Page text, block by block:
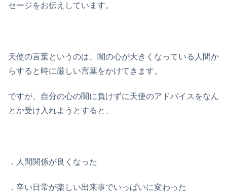
セージをお伝えしています。
天使の言葉というのは、闇の心が大きくなっている人間か
らすると時に厳しい言葉をかけてきます。
ですが、自分の心の闇に負けずに天使のアドバイスをなん
とか受け入れようとすると、
．人間関係が良くなった
．辛い日常が楽しい出来事でいっぱいに変わった